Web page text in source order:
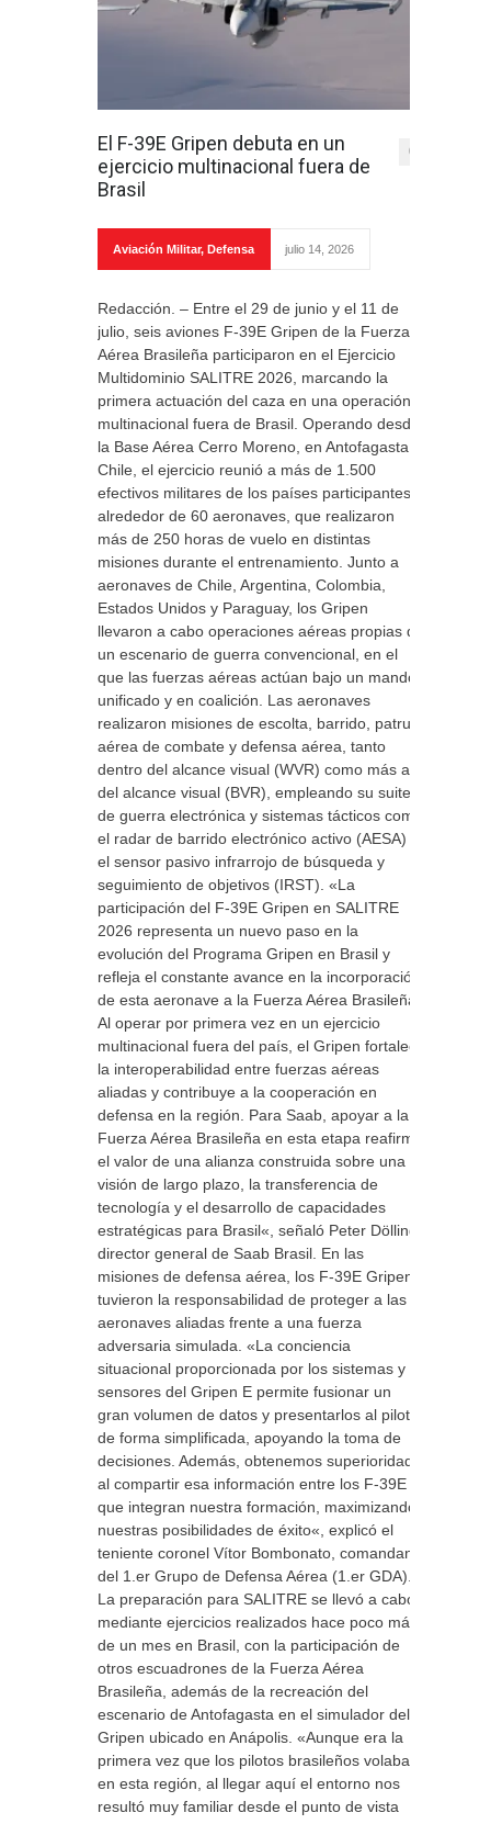
El F-39E Gripen debuta en un
ejercicio multinacional fuera de
Brasil
0
Aviación Militar, Defensa julio 14, 2026
Redacción. – Entre el 29 de junio y el 11 de
julio, seis aviones F-39E Gripen de la Fuerza
Aérea Brasileña participaron en el Ejercicio
Multidominio SALITRE 2026, marcando la
primera actuación del caza en una operación
multinacional fuera de Brasil. Operando desde
la Base Aérea Cerro Moreno, en Antofagasta,
Chile, el ejercicio reunió a más de 1.500
efectivos militares de los países participantes y
alrededor de 60 aeronaves, que realizaron
más de 250 horas de vuelo en distintas
misiones durante el entrenamiento. Junto a
aeronaves de Chile, Argentina, Colombia,
Estados Unidos y Paraguay, los Gripen
llevaron a cabo operaciones aéreas propias de
un escenario de guerra convencional, en el
que las fuerzas aéreas actúan bajo un mando
unificado y en coalición. Las aeronaves
realizaron misiones de escolta, barrido, patrulla
aérea de combate y defensa aérea, tanto
dentro del alcance visual (WVR) como más allá
del alcance visual (BVR), empleando su suite
de guerra electrónica y sistemas tácticos como
el radar de barrido electrónico activo (AESA) y
el sensor pasivo infrarrojo de búsqueda y
seguimiento de objetivos (IRST). «La
participación del F-39E Gripen en SALITRE
2026 representa un nuevo paso en la
evolución del Programa Gripen en Brasil y
refleja el constante avance en la incorporación
de esta aeronave a la Fuerza Aérea Brasileña.
Al operar por primera vez en un ejercicio
multinacional fuera del país, el Gripen fortalece
la interoperabilidad entre fuerzas aéreas
aliadas y contribuye a la cooperación en
defensa en la región. Para Saab, apoyar a la
Fuerza Aérea Brasileña en esta etapa reafirma
el valor de una alianza construida sobre una
visión de largo plazo, la transferencia de
tecnología y el desarrollo de capacidades
estratégicas para Brasil«, señaló Peter Dölling,
director general de Saab Brasil. En las
misiones de defensa aérea, los F-39E Gripen
tuvieron la responsabilidad de proteger a las
aeronaves aliadas frente a una fuerza
adversaria simulada. «La conciencia
situacional proporcionada por los sistemas y
sensores del Gripen E permite fusionar un
gran volumen de datos y presentarlos al piloto
de forma simplificada, apoyando la toma de
decisiones. Además, obtenemos superioridad
al compartir esa información entre los F-39E
que integran nuestra formación, maximizando
nuestras posibilidades de éxito«, explicó el
teniente coronel Vítor Bombonato, comandante
del 1.er Grupo de Defensa Aérea (1.er GDA).
La preparación para SALITRE se llevó a cabo
mediante ejercicios realizados hace poco más
de un mes en Brasil, con la participación de
otros escuadrones de la Fuerza Aérea
Brasileña, además de la recreación del
escenario de Antofagasta en el simulador del
Gripen ubicado en Anápolis. «Aunque era la
primera vez que los pilotos brasileños volaban
en esta región, al llegar aquí el entorno nos
resultó muy familiar desde el punto de vista